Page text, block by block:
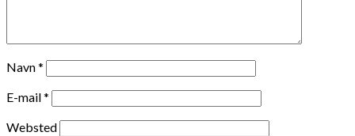
Navn*
E-mail*
Websted